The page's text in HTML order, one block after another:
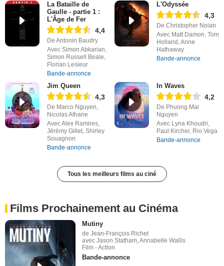
La Bataille de
Gaulle - partie 1 :
L'Âge de Fer
4,4
De Antonin Baudry
Avec Simon Abkarian,
Simon Russell Beale,
Florian Lesieur
Bande-annonce
L'Odyssée
4,3
De Christopher Nolan
Avec Matt Damon, Tom
Holland, Anne
Hathaway
Bande-annonce
Jim Queen
4,3
De Marco Nguyen,
Nicolas Athane
Avec Alex Ramires,
Jérémy Gillet, Shirley
Souagnon
Bande-annonce
In Waves
4,2
De Phuong Mai
Nguyen
Avec Lyna Khoudri,
Paul Kircher, Rio Vega
Bande-annonce
Tous les meilleurs films au ciné
Films Prochainement au Cinéma
Mutiny
de Jean-François Richet
avec Jason Statham, Annabelle Wallis
Film - Action
Bande-annonce